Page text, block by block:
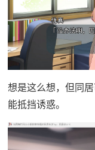
想是这么想，但同
能抵挡诱惑。